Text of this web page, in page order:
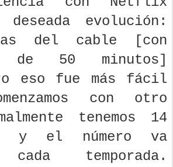
evolución:
del cable [con
de 50 minutos]
eso fue más fácil
con otro
tenemos 14
y el número va
cada temporada.